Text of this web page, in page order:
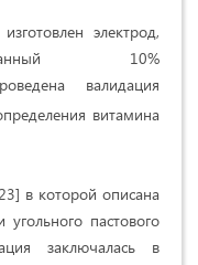
электрод,
10%
валидация
витамина
в которой описана
пастового
заключалась в